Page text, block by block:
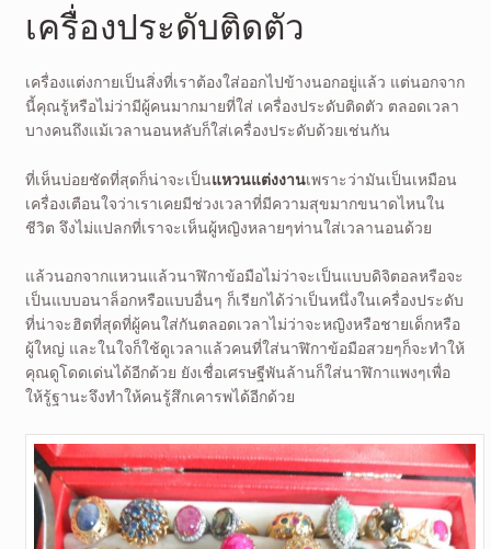
เครื่องประดับติดตัว
เครื่องแต่งกายเป็นสิ่งที่เราต้องใส่ออกไปข้างนอกอยู่แล้ว แต่นอกจาก
นี้คุณรู้หรือไม่ว่ามีผู้คนมากมายที่ใส่ เครื่องประดับติดตัว ตลอดเวลา
บางคนถึงแม้เวลานอนหลับก็ใส่เครื่องประดับด้วยเช่นกัน
ที่เห็นบ่อยชัดที่สุดก็น่าจะเป็นแหวนแต่งงานเพราะว่ามันเป็นเหมือน
เครื่องเตือนใจว่าเราเคยมีช่วงเวลาที่มีความสุขมากขนาดไหนใน
ชีวิต จึงไม่แปลกที่เราจะเห็นผู้หญิงหลายๆท่านใส่เวลานอนด้วย
แล้วนอกจากแหวนแล้วนาฬิกาข้อมือไม่ว่าจะเป็นแบบดิจิตอลหรือจะ
เป็นแบบอนาล็อกหรือแบบอื่นๆ ก็เรียกได้ว่าเป็นหนึ่งในเครื่องประดับ
ที่น่าจะฮิตที่สุดที่ผู้คนใส่กันตลอดเวลาไม่ว่าจะหญิงหรือชายเด็กหรือ
ผู้ใหญ่ และในใจก็ใช้ดูเวลาแล้วคนที่ใส่นาฬิกาข้อมือสวยๆก็จะทำให้
คุณดูโดดเด่นได้อีกด้วย ยังเชื่อเศรษฐีพันล้านก็ใส่นาฬิกาแพงๆเพื่อ
ให้รู้ฐานะจึงทำให้คนรู้สึกเคารพได้อีกด้วย